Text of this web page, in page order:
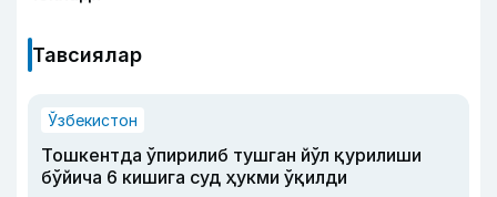
Тавсиялар
Ўзбекистон
Тошкентда ўпирилиб тушган йўл қурилиши
бўйича 6 кишига суд ҳукми ўқилди